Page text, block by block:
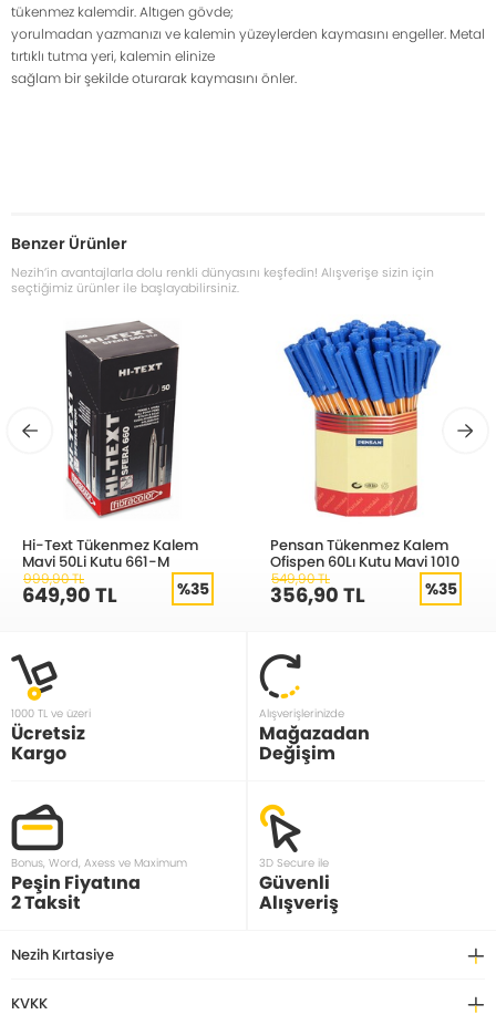
tükenmez kalemdir. Altıgen gövde;
yorulmadan yazmanızı ve kalemin yüzeylerden kaymasını engeller. Metal
tırtıklı tutma yeri, kalemin elinize
sağlam bir şekilde oturarak kaymasını önler.
Benzer Ürünler
Nezih’in avantajlarla dolu renkli dünyasını keşfedin! Alışverişe sizin için
seçtiğimiz ürünler ile başlayabilirsiniz.
Hi-Text Tükenmez Kalem
Mavi 50Li Kutu 661-M
999,90 TL
649,90 TL %35
Pensan Tükenmez Kalem
Ofispen 60Lı Kutu Mavi 1010
549,90 TL
356,90 TL %35
1000 TL ve üzeri
Ücretsiz
Kargo
Alışverişlerinizde
Mağazadan
Değişim
Bonus, Word, Axess ve Maximum
Peşin Fiyatına
2 Taksit
3D Secure ile
Güvenli
Alışveriş
Nezih Kırtasiye
KVKK